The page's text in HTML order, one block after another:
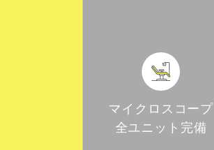
マイクロスコープ
全ユニット完備